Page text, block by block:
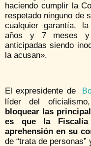
haciendo cumplir la
respetado ninguno de
cualquier garantía,
años y 7 meses y
anticipadas siendo
la acusan».
El expresidente de
líder del
bloquear las
es que la
aprehensión en su
de “trata de personas”